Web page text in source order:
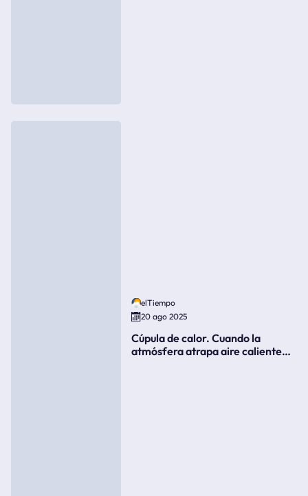
elTiempo
20 ago 2025
Cúpula de calor. Cuando la
atmósfera atrapa aire caliente